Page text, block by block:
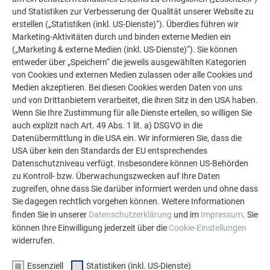
sagt Loidolt. Auf dem flachwinkeligen Satteldach eines
kleineren Gebäudes im Innenhof kam die Dachraute
ebenfalls zum Einsatz. Man schuf auf diese Weise einen
homogenen Verlauf in der Dachlandschaft von Schöneck 13
und nahm mit der oxydroten Farbe auf die umliegenden
Ziegeldächer Bezug.
und Statistiken zur Verbesserung der Qualität unserer Website zu
erstellen („Statistiken (inkl. US-Dienste)“). Überdies führen wir
Marketing-Aktivitäten durch und binden externe Medien ein
(„Marketing & externe Medien (inkl. US-Dienste)“). Sie können
entweder über „Speichern“ die jeweils ausgewählten Kategorien
von Cookies und externen Medien zulassen oder alle Cookies und
Medien akzeptieren. Bei diesen Cookies werden Daten von uns
und von Drittanbietern verarbeitet, die ihren Sitz in den USA haben.
Wenn Sie Ihre Zustimmung für alle Dienste erteilen, so willigen Sie
auch explizit nach Art. 49 Abs. 1 lit. a) DSGVO in die
Datenübermittlung in die USA ein. Wir informieren Sie, dass die
USA über kein den Standards der EU entsprechendes
Datenschutzniveau verfügt. Insbesondere können US-Behörden
zu Kontroll- bzw. Überwachungszwecken auf Ihre Daten
zugreifen, ohne dass Sie darüber informiert werden und ohne dass
Sie dagegen rechtlich vorgehen können. Weitere Informationen
finden Sie in unserer Datenschutzerklärung und im Impressum. Sie
können Ihre Einwilligung jederzeit über die Cookie-Einstellungen
widerrufen.
Essenziell Statistiken (inkl. US-Dienste)